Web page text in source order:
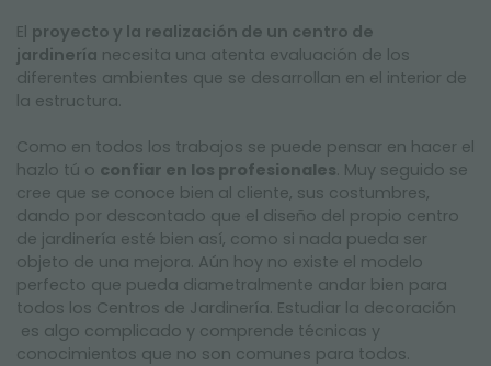
MÁS RESULTADOS PARA USTED:
El proyecto y la realización de un centro de
jardinería necesita una atenta evaluación de los
diferentes ambientes que se desarrollan en el interior de
la estructura.
Como en todos los trabajos se puede pensar en hacer el
hazlo tú o confiar en los profesionales. Muy seguido se
cree que se conoce bien al cliente, sus costumbres,
dando por descontado que el diseño del propio centro
de jardinería esté bien así, como si nada pueda ser
objeto de una mejora. Aún hoy no existe el modelo
perfecto que pueda diametralmente andar bien para
todos los Centros de Jardinería. Estudiar la decoración
es algo complicado y comprende técnicas y
conocimientos que no son comunes para todos.